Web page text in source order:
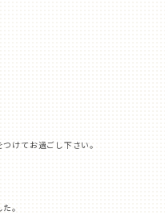
けてお過ごし下さい。
。